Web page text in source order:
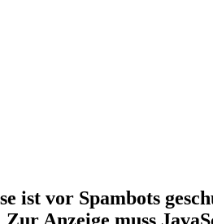
ist vor Spambots
Anzeige muss